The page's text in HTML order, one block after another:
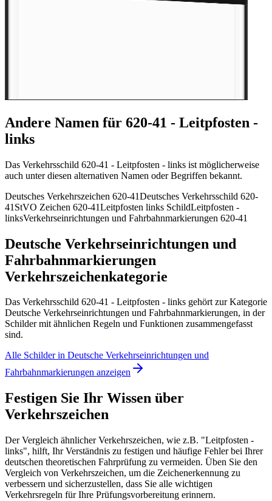
Andere Namen für 620-41 - Leitpfosten -
links
Das Verkehrsschild 620-41 - Leitpfosten - links ist möglicherweise
auch unter diesen alternativen Namen oder Begriffen bekannt.
Deutsches Verkehrszeichen 620-41Deutsches Verkehrsschild 620-
41 StVO Zeichen 620-41Leitpfosten links SchildLeitpfosten -
linksVerkehrseinrichtungen und Fahrbahnmarkierungen 620-41
Deutsche Verkehrseinrichtungen und
Fahrbahnmarkierungen
Verkehrszeichenkategorie
Das Verkehrsschild 620-41 - Leitpfosten - links gehört zur Kategorie
Deutsche Verkehrseinrichtungen und Fahrbahnmarkierungen, in der
Schilder mit ähnlichen Regeln und Funktionen zusammengefasst
sind.
Alle Schilder in Deutsche Verkehrseinrichtungen und
Fahrbahnmarkierungen anzeigen
Festigen Sie Ihr Wissen über
Verkehrszeichen
Der Vergleich ähnlicher Verkehrszeichen, wie z.B. "Leitpfosten -
links", hilft, Ihr Verständnis zu festigen und häufige Fehler bei Ihrer
deutschen theoretischen Fahrprüfung zu vermeiden. Üben Sie den
Vergleich von Verkehrszeichen, um die Zeichenerkennung zu
verbessern und sicherzustellen, dass Sie alle wichtigen
Verkehrsregeln für Ihre Prüfungsvorbereitung erinnern.